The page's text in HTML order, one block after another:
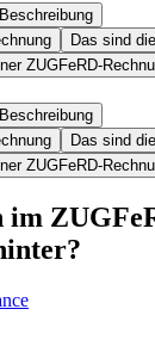
Das sind
ZUGFeRD-
Das sind
ZUGFeRD-
im